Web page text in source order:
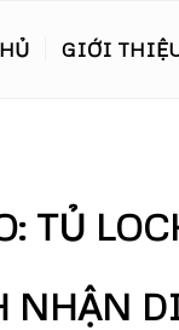
GIỚI
TỦ
NHẬN